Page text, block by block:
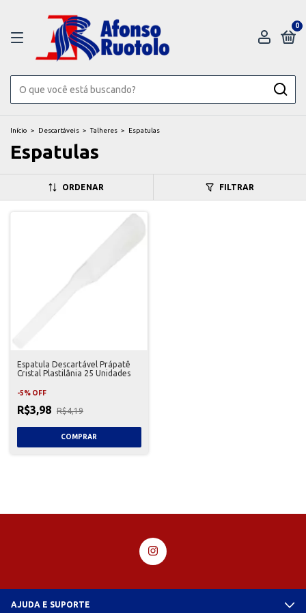
0
Início > Descartáveis > Talheres > Espatulas
Espatulas
ORDENAR FILTRAR
Espatula Descartável Prápatê
Cristal Plastilânia 25 Unidades
-5% OFF
R$3,98 R$4,19
AJUDA E SUPORTE